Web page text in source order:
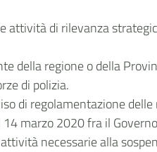
di rilevanza
della regione o della
di polizia.
di regolamentazione
marzo 2020 fra il
necessarie alla